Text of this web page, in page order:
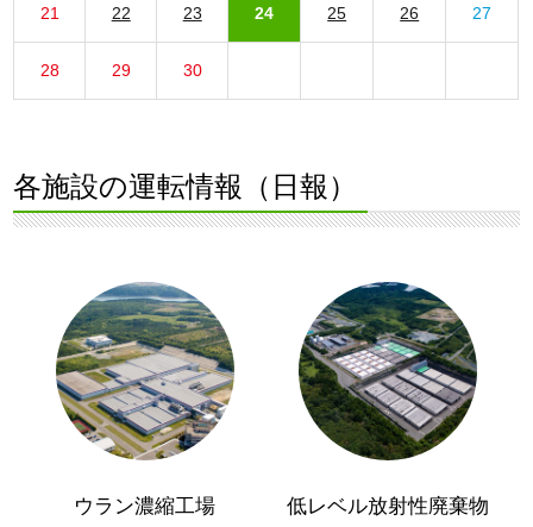
21 22 23 24 25 26 27
28 29 30
各施設の運転情報（日報）
ウラン濃縮工場
低レベル放射性廃棄物